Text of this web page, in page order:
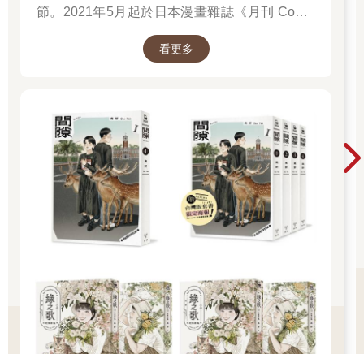
節。2021年5月起於日本漫畫雜誌《月刊 Comic
於2022年5月於台日同步發行單行本，爾後獲得
等肯定。2023年4月起再度於《月刊 Comic
Beam》連載新作《間隙》。
看更多